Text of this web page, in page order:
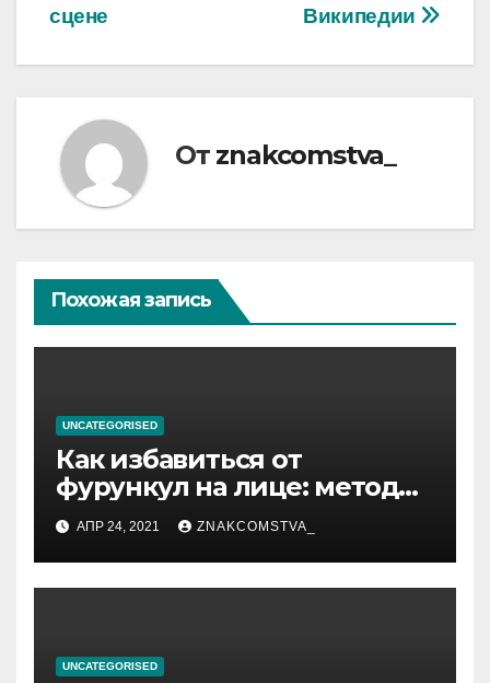
Википедии
сцене
От znakcomstva_
Похожая запись
UNCATEGORISED
Как избавиться от
фурункул на лице: методы
лечения
АПР 24, 2021 ZNAKCOMSTVA_
UNCATEGORISED